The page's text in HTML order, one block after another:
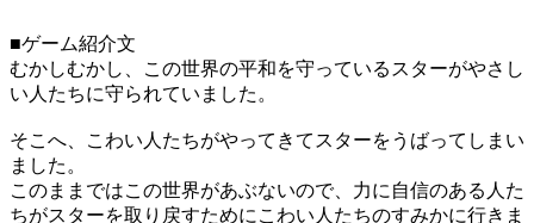
■ゲーム紹介文
むかしむかし、この世界の平和を守っているスターがやさし
い人たちに守られていました。
そこへ、こわい人たちがやってきてスターをうばってしまい
ました。
このままではこの世界があぶないので、力に自信のある人た
ちがスターを取り戻すためにこわい人たちのすみかに行きま